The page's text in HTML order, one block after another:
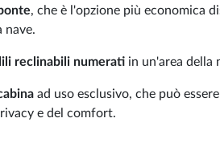
, che è l'opzione più economica
nave.
reclinabili numerati in un'area della
ad uso esclusivo, che può
e del comfort.